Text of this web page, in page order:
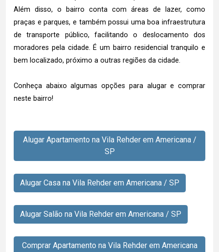
Além disso, o bairro conta com áreas de lazer, como
praças e parques, e também possui uma boa infraestrutura
de transporte público, facilitando o deslocamento dos
moradores pela cidade. É um bairro residencial tranquilo e
bem localizado, próximo a outras regiões da cidade.
Conheça abaixo algumas opções para alugar e comprar
neste bairro!
Alugar Apartamento na Vila Rehder em Americana /
SP
Alugar Casa na Vila Rehder em Americana / SP
Alugar Salão na Vila Rehder em Americana / SP
Comprar Apartamento na Vila Rehder em Americana